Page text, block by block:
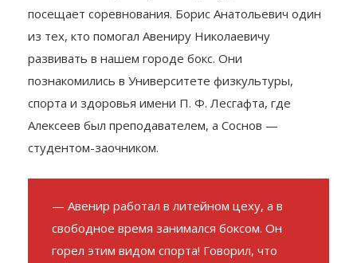
посещает соревнования. Борис Анатольевич один
из тех, кто помогал Авениру Николаевичу
развивать в нашем городе бокс. Они
познакомились в Университете физкультуры,
спорта и здоровья имени П. Ф. Лесгафта, где
Алексеев был преподавателем, а Соснов —
студентом-заочником.
— Авенир работал в литейном цеху, а в
свободное время занимался боксом. Он
горел этим видом спорта! Говорил, что